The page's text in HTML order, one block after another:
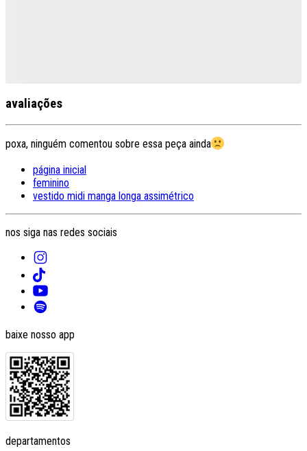
avaliações
poxa, ninguém comentou sobre essa peça ainda
página inicial
feminino
vestido midi manga longa assimétrico
nos siga nas redes sociais
baixe nosso app
departamentos